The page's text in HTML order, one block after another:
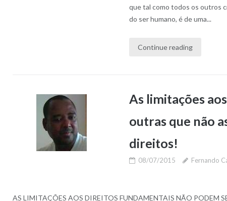
que tal como todos os outros
do ser humano, é de uma...
Continue reading
As limitações
outras que não
direitos!
08/07/2015 Fernando
AS LIMITAÇÕES AOS DIREITOS FUNDAMENTAIS NÃO PODEM